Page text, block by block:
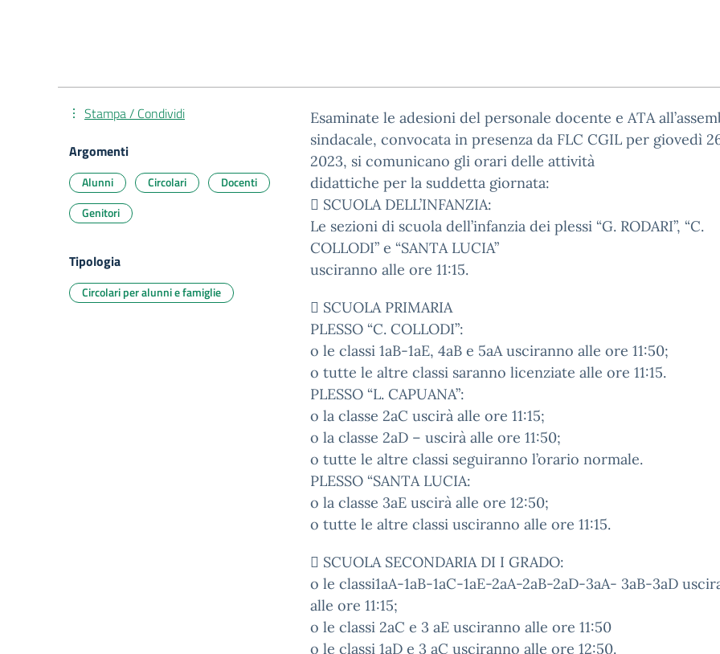
Esaminate le adesioni del personale docente e ATA
sindacale, convocata in presenza da FLC CGIL per giovedì
2023, si comunicano gli orari delle attività
didattiche per la suddetta giornata:
 SCUOLA DELL’INFANZIA:
Le sezioni di scuola dell’infanzia dei plessi “G. RODARI”, “C.
COLLODI” e “SANTA LUCIA”
usciranno alle ore 11:15.
 SCUOLA PRIMARIA
PLESSO “C. COLLODI”:
o le classi 1aB-1aE, 4aB e 5aA usciranno alle ore 11:50;
o tutte le altre classi saranno licenziate alle ore 11:15.
PLESSO “L. CAPUANA”:
o la classe 2aC uscirà alle ore 11:15;
o la classe 2aD – uscirà alle ore 11:50;
o tutte le altre classi seguiranno l’orario normale.
PLESSO “SANTA LUCIA:
o la classe 3aE uscirà alle ore 12:50;
o tutte le altre classi usciranno alle ore 11:15.
 SCUOLA SECONDARIA DI I GRADO:
o le classi1aA-1aB-1aC-1aE-2aA-2aB-2aD-3aA- 3aB-3aD
alle ore 11:15;
o le classi 2aC e 3 aE usciranno alle ore 11:50
o le classi 1aD e 3 aC usciranno alle ore 12:50.
Stampa / Condividi
Argomenti
Alunni Circolari
Docenti
Genitori
Tipologia
Circolari per alunni e famiglie